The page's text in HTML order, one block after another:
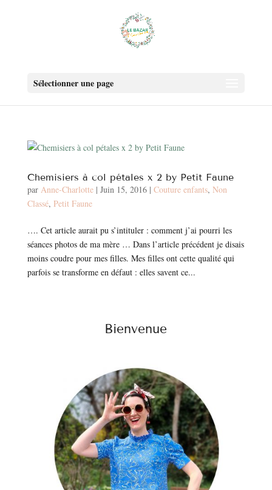
Sélectionner une page
Chemisiers à col pétales x 2 by Petit Faune
par Anne-Charlotte| Juin 15, 2016| Couture enfants, Non
Classé, Petit Faune
…. Cet article aurait pu s’intituler : comment j’ai pourri les
séances photos de ma mère … Dans l’article précédent je disais
moins coudre pour mes filles. Mes filles ont cette qualité qui
parfois se transforme en défaut : elles savent ce...
Bienvenue